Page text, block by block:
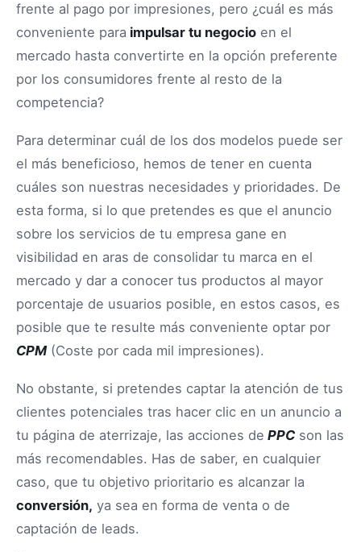
frente al pago por impresiones, pero ¿cuál es más
conveniente para impulsar tu negocio en el
mercado hasta convertirte en la opción preferente
por los consumidores frente al resto de la
competencia?
Para determinar cuál de los dos modelos puede ser
el más beneficioso, hemos de tener en cuenta
cuáles son nuestras necesidades y prioridades. De
esta forma, si lo que pretendes es que el anuncio
sobre los servicios de tu empresa gane en
visibilidad en aras de consolidar tu marca en el
mercado y dar a conocer tus productos al mayor
porcentaje de usuarios posible, en estos casos, es
posible que te resulte más conveniente optar por
CPM(Coste por cada mil impresiones).
No obstante, si pretendes captar la atención de tus
clientes potenciales tras hacer clic en un anuncio a
tu página de aterrizaje, las acciones de PPC son las
más recomendables. Has de saber, en cualquier
caso, que tu objetivo prioritario es alcanzar la
conversión, ya sea en forma de venta o de
captación de leads.